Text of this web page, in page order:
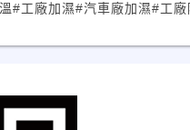
#工廠加濕#汽車廠加濕#工廠